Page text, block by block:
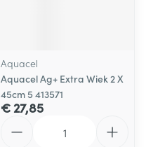
Aquacel
Aquacel Ag+ Extra Wiek 2 X
45cm 5 413571
€ 27,85